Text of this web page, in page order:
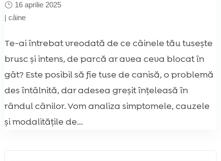
16 aprilie 2025
| câine
Te-ai întrebat vreodată de ce câinele tău tusește
brusc și intens, de parcă ar avea ceva blocat în
gât? Este posibil să fie tuse de canisă, o problemă
des întâlnită, dar adesea greșit înțeleasă în
rândul cânilor. Vom analiza simptomele, cauzele
și modalitățile de...